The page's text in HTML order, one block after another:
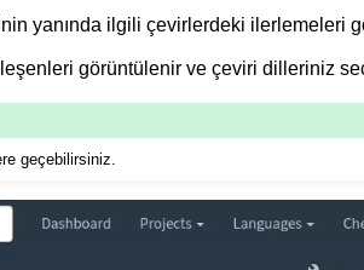
yanında ilgili çevirlerdeki ilerlemeleri
görüntülenir ve çeviri dilleriniz
geçebilirsiniz.